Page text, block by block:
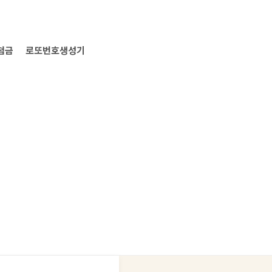
금 로또번호생성기